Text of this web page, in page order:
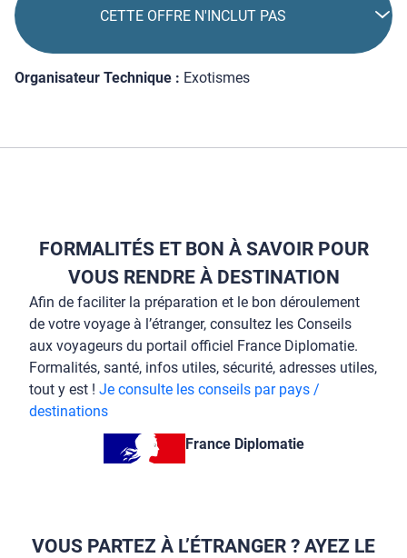
CETTE OFFRE N'INCLUT PAS
Organisateur Technique : Exotismes
FORMALITÉS ET BON À SAVOIR POUR
VOUS RENDRE À DESTINATION
Afin de faciliter la préparation et le bon déroulement
de votre voyage à l’étranger, consultez les Conseils
aux voyageurs du portail officiel France Diplomatie.
Formalités, santé, infos utiles, sécurité, adresses utiles,
tout y est ! Je consulte les conseils par pays /
destinations
France Diplomatie
VOUS PARTEZ À L’ÉTRANGER ? AYEZ LE